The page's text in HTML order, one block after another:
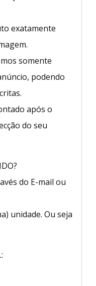
exatamente
somente
podendo
após o
do seu
do E-mail ou
unidade. Ou seja